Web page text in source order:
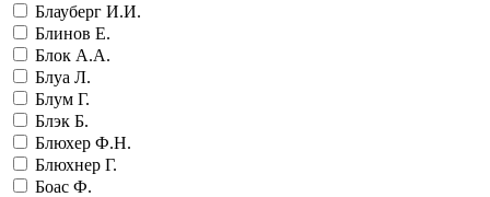
Блауберг И.И.
Блинов Е.
Блок А.А.
Блуа Л.
Блум Г.
Блэк Б.
Блюхер Ф.Н.
Блюхнер Г.
Боас Ф.